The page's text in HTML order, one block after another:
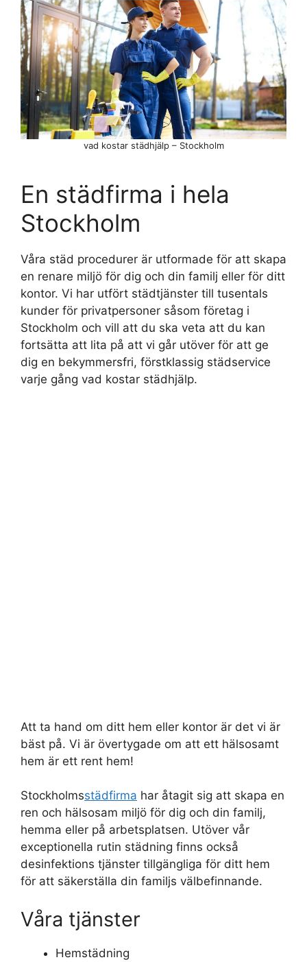
En städfirma i hela
Stockholm
Våra städ procedurer är utformade för att skapa
en renare miljö för dig och din familj eller för ditt
kontor. Vi har utfört städtjänster till tusentals
kunder för privatpersoner såsom företag i
Stockholm och vill att du ska veta att du kan
fortsätta att lita på att vi går utöver för att ge
dig en bekymmersfri, förstklassig städservice
varje gång vad kostar städhjälp.
Att ta hand om ditt hem eller kontor är det vi är
bäst på. Vi är övertygade om att ett hälsosamt
hem är ett rent hem!
Stockholmsstädfirma har åtagit sig att skapa en
ren och hälsosam miljö för dig och din familj,
hemma eller på arbetsplatsen. Utöver vår
exceptionella rutin städning finns också
desinfektions tjänster tillgängliga för ditt hem
för att säkerställa din familjs välbefinnande.
Våra tjänster
Hemstädning
vad kostar städhjälp – Stockholm